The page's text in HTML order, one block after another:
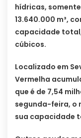
hídricas,
13.640.000 m³,
capacidade total,
cúbicos.
Localizado em
Vermelha
que é de 7,54
segunda-feira, o
sua capacidade